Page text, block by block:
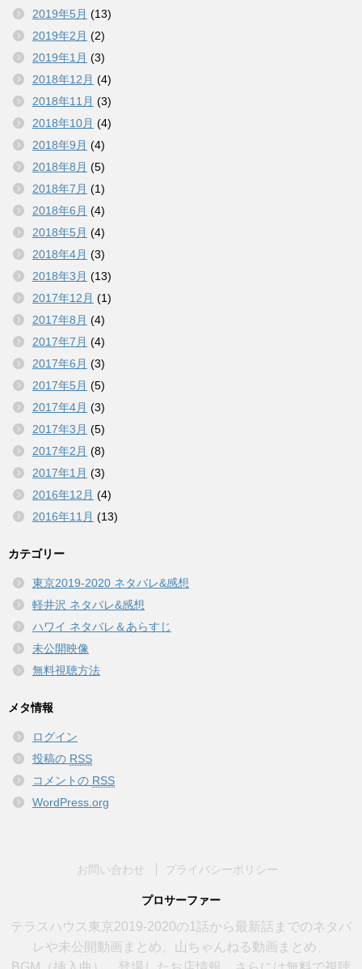
2019年5月 (13)
2019年2月 (2)
2019年1月 (3)
2018年12月 (4)
2018年11月 (3)
2018年10月 (4)
2018年9月 (4)
2018年8月 (5)
2018年7月 (1)
2018年6月 (4)
2018年5月 (4)
2018年4月 (3)
2018年3月 (13)
2017年12月 (1)
2017年8月 (4)
2017年7月 (4)
2017年6月 (3)
2017年5月 (5)
2017年4月 (3)
2017年3月 (5)
2017年2月 (8)
2017年1月 (3)
2016年12月 (4)
2016年11月 (13)
カテゴリー
東京2019-2020 ネタバレ&感想
軽井沢 ネタバレ&感想
ハワイ ネタバレ＆あらすじ
未公開映像
無料視聴方法
メタ情報
ログイン
投稿の RSS
コメントの RSS
WordPress.org
お問い合わせ プライバシーポリシー
プロサーファー
テラスハウス東京2019-2020の1話から最新話までのネタバ
レや未公開動画まとめ、山ちゃんねる動画まとめ、